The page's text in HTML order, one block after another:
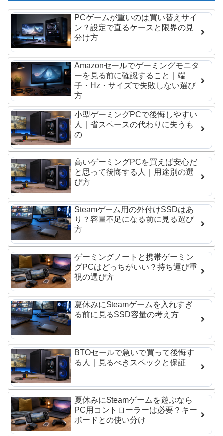
PCゲームが重いのは買い替えサイ
ン？設定で直るケースと限界の見
分け方
Amazonセールでゲーミングモニタ
ーを見る前に確認すること｜端
子・Hz・サイズで失敗しない選び
方
小型ゲーミングPCで後悔しやすい
人｜省スペースの代わりに失うも
の
高いゲーミングPCを買えば安心だ
と思って後悔する人｜用途別の選
び方
Steamゲーム用の外付けSSDはあ
り？容量不足になる前に見る選び
方
ゲーミングノートと携帯ゲーミン
グPCはどっちがいい？持ち運び重
視の選び方
夏休みにSteamゲームを入れすぎ
る前に見るSSD容量の考え方
BTOセールで急いで買って後悔す
る人｜見るべきスペックと保証
夏休みにSteamゲームを遊ぶなら
PC用コントローラーは必要？キー
ボードとの使い分け